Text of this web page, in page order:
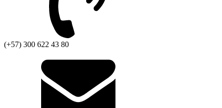
(+57) 300 622 43 80